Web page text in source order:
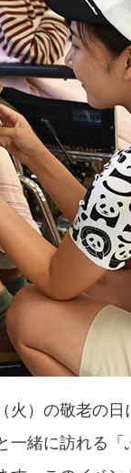
火）の敬老の
一緒に訪れる「